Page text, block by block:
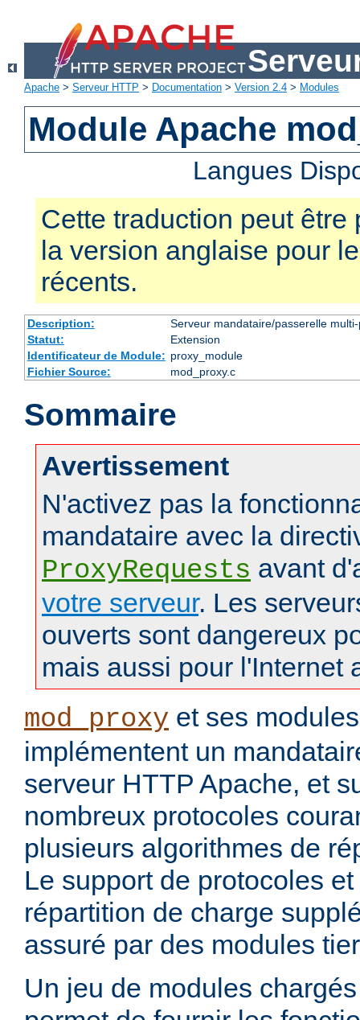
Apache > Serveur HTTP > Documentation > Version 2.4 > Modules
Module Apache
Langues
Cette traduction peut être
la version anglaise pour
récents.
Description:
Serveur mandataire/passerelle
Statut:
Extension
Identificateur de Module: proxy_module
Fichier Source:
mod_proxy.c
Sommaire
Avertissement
N'activez pas la
mandataire avec la
ProxyRequests avant
votre serveur. Les
ouverts sont dangereux
mais aussi pour l'Internet
mod_proxy et ses
implémentent un
serveur HTTP Apache, et
nombreux protocoles
plusieurs algorithmes de
Le support de protocoles
répartition de charge
assuré par des modules
Un jeu de modules